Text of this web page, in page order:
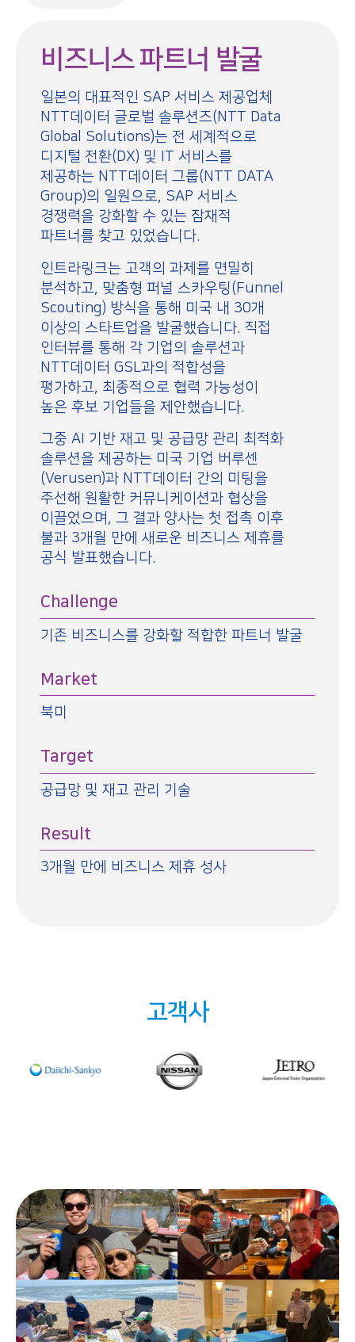
비즈니스 파트너 발굴
일본의 대표적인 SAP 서비스 제공업체
NTT데이터 글로벌 솔루션즈(NTT Data
Global Solutions)는 전 세계적으로
디지털 전환(DX) 및 IT 서비스를
제공하는 NTT데이터 그룹(NTT DATA
Group)의 일원으로, SAP 서비스
경쟁력을 강화할 수 있는 잠재적
파트너를 찾고 있었습니다.
인트라링크는 고객의 과제를 면밀히
분석하고, 맞춤형 퍼널 스카우팅(Funnel
Scouting) 방식을 통해 미국 내 30개
이상의 스타트업을 발굴했습니다. 직접
인터뷰를 통해 각 기업의 솔루션과
NTT데이터 GSL과의 적합성을
평가하고, 최종적으로 협력 가능성이
높은 후보 기업들을 제안했습니다.
그중 AI 기반 재고 및 공급망 관리 최적화
솔루션을 제공하는 미국 기업 버루센
(Verusen)과 NTT데이터 간의 미팅을
주선해 원활한 커뮤니케이션과 협상을
이끌었으며, 그 결과 양사는 첫 접촉 이후
불과 3개월 만에 새로운 비즈니스 제휴를
공식 발표했습니다.
Challenge
기존 비즈니스를 강화할 적합한 파트너 발굴
Market
북미
Target
공급망 및 재고 관리 기술
Result
3개월 만에 비즈니스 제휴 성사
고객사